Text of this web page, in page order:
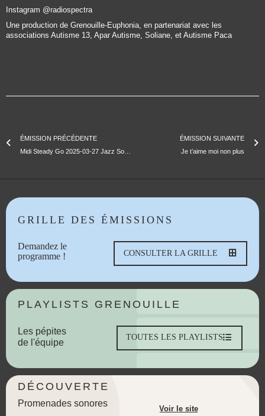
Instagram @radiospectra
Une production de Grenouille-Euphonia, en partenariat avec les
associations Autisme 13, Apar Autisme, Soliane, et Autisme Paca
ÉMISSION PRÉCÉDENTE
ÉMISSION SUIVANTE
Je t’aime moi non plus
GRILLE DES ÉMISSIONS
Demandez le
programme !
CONSULTER LA GRILLE
PLAYLISTS GRENOUILLE
Les pépites
de l'équipe
TOUTES LES PLAYLISTS
DÉCOUVERTE
Promenades sonores
Voir le site